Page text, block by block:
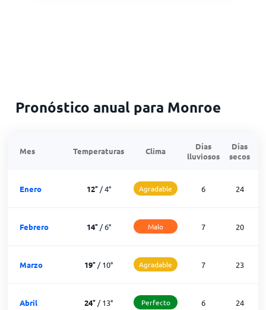
Pronóstico anual para Monroe
Mes Temperaturas Clima
Días
lluviosos
Días
secos
Enero 12°/4° Agradable 6 24
Febrero 14°/6° Malo 7 20
Marzo 19° /10° Agradable 7 23
Abril 24° /13° Perfecto 6 24